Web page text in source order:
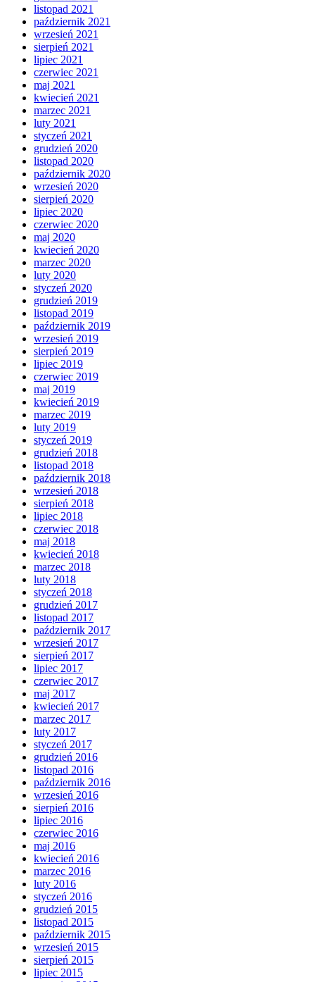
listopad 2021
październik 2021
wrzesień 2021
sierpień 2021
lipiec 2021
czerwiec 2021
maj 2021
kwiecień 2021
marzec 2021
luty 2021
styczeń 2021
grudzień 2020
listopad 2020
październik 2020
wrzesień 2020
sierpień 2020
lipiec 2020
czerwiec 2020
maj 2020
kwiecień 2020
marzec 2020
luty 2020
styczeń 2020
grudzień 2019
listopad 2019
październik 2019
wrzesień 2019
sierpień 2019
lipiec 2019
czerwiec 2019
maj 2019
kwiecień 2019
marzec 2019
luty 2019
styczeń 2019
grudzień 2018
listopad 2018
październik 2018
wrzesień 2018
sierpień 2018
lipiec 2018
czerwiec 2018
maj 2018
kwiecień 2018
marzec 2018
luty 2018
styczeń 2018
grudzień 2017
listopad 2017
październik 2017
wrzesień 2017
sierpień 2017
lipiec 2017
czerwiec 2017
maj 2017
kwiecień 2017
marzec 2017
luty 2017
styczeń 2017
grudzień 2016
listopad 2016
październik 2016
wrzesień 2016
sierpień 2016
lipiec 2016
czerwiec 2016
maj 2016
kwiecień 2016
marzec 2016
luty 2016
styczeń 2016
grudzień 2015
listopad 2015
październik 2015
wrzesień 2015
sierpień 2015
lipiec 2015